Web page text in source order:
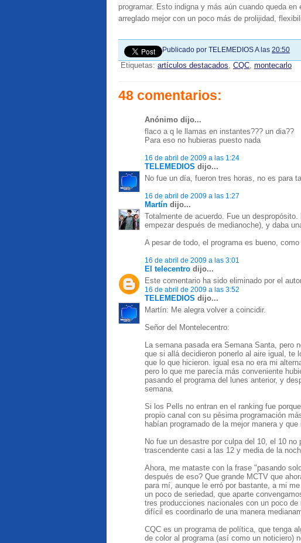
programar. Esto indigna y más aún cuando queda
arreglado mejor con un poco más de prolijidad,
Publicado por TELEMEDIOSA las 20:50
Etiquetas: artículos destacados, CQC, montecarlo
48 comentarios:
Anónimo dijo...
flaco a q le llamas en instantes??? un dia??
Para eso no hubieras puesto nada
16 de abril de 2009 a las 1:24
TELEMEDIOS dijo...
No fue un día, fueron tres horas, no es para
16 de abril de 2009 a las 1:27
Martín dijo...
Totalmente de acuerdo. Fue un
empezar después de medianoche), y daba
A pesar de todo, el programa es bueno,
16 de abril de 2009 a las 3:01
El telecentro dijo...
Este comentario ha sido eliminado por el
16 de abril de 2009 a las 3:52
TELEMEDIOS dijo...
Martín: Me alegra volver a coincidir.
Señor del Montelecentro:
La semana pasada era Semana Santa, pero
que si allá decidieron ponerlo al aire igual,
que lo que hicieron. igual esa no era mi
pero lo que me parecía más conveniente
pasando el programa del lunes anterior, y
semana.
Si los Pells no entran en el ranking fue
propio canal con su pésima programación
habían programado de la mejor manera y
No fue un desastre por culpa del 10, el 10
trascendente casi a las 12 y media de la
Ahora, me mataste con la frase "pasando
después de eso? Que grande MCTV que
para mí, aunque le erró por bastante, a mi
un poco de seriedad, que aparte
tres producciones nacionales con un poco
difícil es coordinarlo de una manera
CQC es un programa de política, que tenga
de color al programa (así como un noticiero)